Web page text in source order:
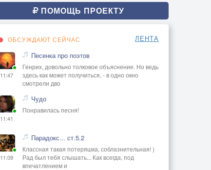
ПОМОЩЬ ПРОЕКТУ
ОБСУЖДАЮТ СЕЙЧАС ЛЕНТА
11:47
Песенка про поэтов
Генрих, довольно толковое объяснение. Но ведь
здесь как может получиться, - в одно окно
смотрели дво
11:41
Чудо
Понравилась песня!
11:09
Парадокс... ст.5.2
Классная такая потеряшка, соблазнительная! )
Рад был тебя слышать... Как всегда, под
впечатлением и